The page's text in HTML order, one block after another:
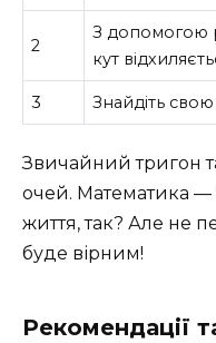
2
З допомогою
кут
3 Знайдіть
Звичайний тригон
очей. Математика —
життя, так? Але не
буде вірним!
Рекомендації